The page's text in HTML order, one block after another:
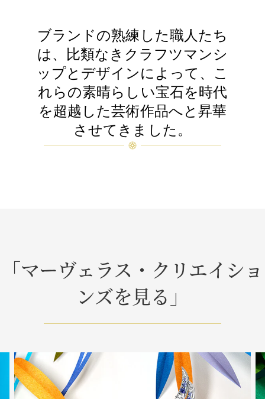
ブランドの熟練した職人たち
は、比類なきクラフツマンシ
ップとデザインによって、こ
れらの素晴らしい宝石を時代
を超越した芸術作品へと昇華
させてきました。
「マーヴェラス・クリエイショ
ンズを見る」